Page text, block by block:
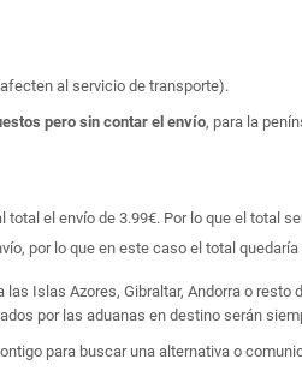
al servicio de transporte).
pero sin contar el envío, para la
el envío de 3.99€. Por lo que el total
por lo que en este caso el total quedaría
Islas Azores, Gibraltar, Andorra o
por las aduanas en destino serán
para buscar una alternativa o